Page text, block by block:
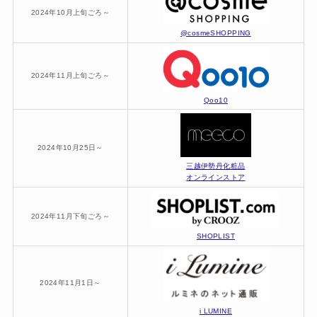
2024年10月上旬ごろ～
@cosmeSHOPPING
2024年11月上旬ごろ～
Qoo10
2024年10月25日～
三越伊勢丹化粧品
オンラインストア
2024年11月下旬ごろ～
SHOPLIST
2024年11月1日～
i LUMINE